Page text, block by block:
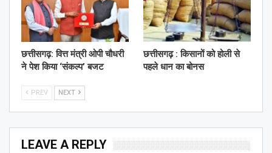
छत्तीसगढ़: वित्त मंत्री ओपी चौधरी
ने पेश किया ‘संकल्प’ बजट
छत्तीसगढ़ : किसानों को होली से
पहले धान का बोनस
PREV NEXT
LEAVE A REPLY